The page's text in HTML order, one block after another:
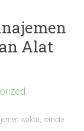
Alat
waktu, remote